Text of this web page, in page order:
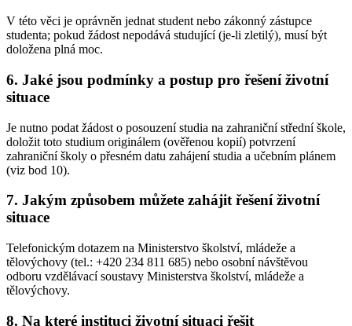
V této věci je oprávněn jednat student nebo zákonný zástupce
studenta; pokud žádost nepodává studující (je-li zletilý), musí být
doložena plná moc.
6. Jaké jsou podmínky a postup pro řešení životní
situace
Je nutno podat žádost o posouzení studia na zahraniční střední škole,
doložit toto studium originálem (ověřenou kopií) potvrzení
zahraniční školy o přesném datu zahájení studia a učebním plánem
(viz bod 10).
7. Jakým způsobem můžete zahájit řešení životní
situace
Telefonickým dotazem na Ministerstvo školství, mládeže a
tělovýchovy (tel.: +420 234 811 685) nebo osobní návštěvou
odboru vzdělávací soustavy Ministerstva školství, mládeže a
tělovýchovy.
8. Na které instituci životní situaci řešit